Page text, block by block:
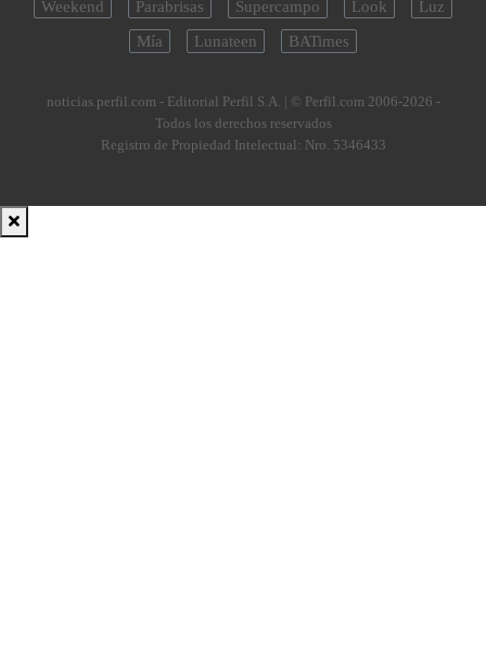
Weekend
Parabrisas Supercampo Look
Luz
Mía
Lunateen BATimes
noticias.perfil.com - Editorial Perfil S.A. | © Perfil.com 2006-2026 -
Todos los derechos reservados
Registro de Propiedad Intelectual: Nro. 5346433